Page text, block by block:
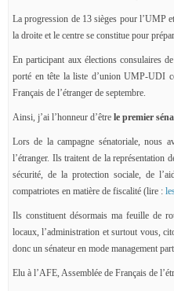
La progression de 13 sièges pour l’UMP
la droite et le centre se constitue pour
En participant aux élections consulaires
porté en tête la liste d’union UMP-UDI
Français de l’étranger de septembre.
Ainsi, j’ai l’honneur d’être le premier
Lors de la campagne sénatoriale, nous
l’étranger. Ils traitent de la représentation
sécurité, de la protection sociale, de
compatriotes en matière de fiscalité (lire :
Ils constituent désormais ma feuille de
locaux, l’administration et surtout vous,
donc un sénateur en mode management
Elu à l’AFE, Assemblée de Français de